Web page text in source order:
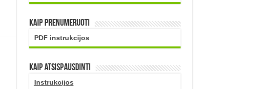
Kaip prenumeruoti
PDF instrukcijos
Kaip atsispausdinti
Instrukcijos